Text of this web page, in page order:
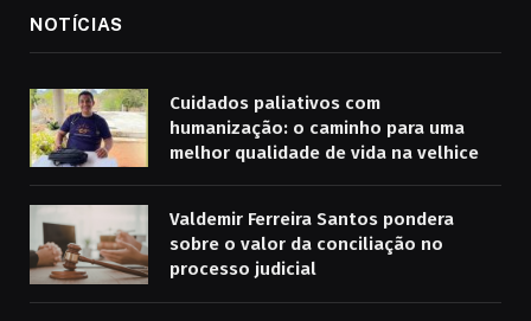
NOTÍCIAS
Cuidados paliativos com
humanização: o caminho para uma
melhor qualidade de vida na velhice
Valdemir Ferreira Santos pondera
sobre o valor da conciliação no
processo judicial